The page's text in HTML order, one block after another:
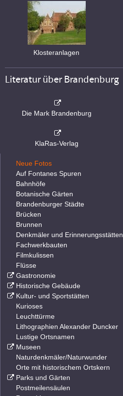
Klosteranlagen
Literatur über Brandenburg
Die Mark Brandenburg
KlaRas-Verlag
Neue Fotos
Auf Fontanes Spuren
Bahnhöfe
Botanische Gärten
Brandenburger Städte
Brücken
Brunnen
Denkmäler und Erinnerungsstätten
Fachwerkbauten
Filmkulissen
Flüsse
Gastronomie
Historische Gebäude
Kultur- und Sportstätten
Kurioses
Leuchttürme
Lithographien Alexander Duncker
Lustige Ortsnamen
Museen
Naturdenkmäler/Naturwunder
Orte mit historischem Ortskern
Parks und Gärten
Postmeilensäulen